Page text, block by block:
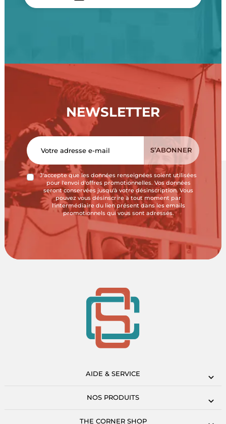
NEWSLETTER
J'accepte que les données renseignées soient utilisées
pour l'envoi d'offres promotionnelles. Vos données
seront conservées jusqu'à votre désinscription. Vous
pouvez vous désinscrire à tout moment par
l'intermédiaire du lien présent dans les emails
promotionnels qui vous sont adressés.
AIDE & SERVICE
NOS PRODUITS
THE CORNER SHOP